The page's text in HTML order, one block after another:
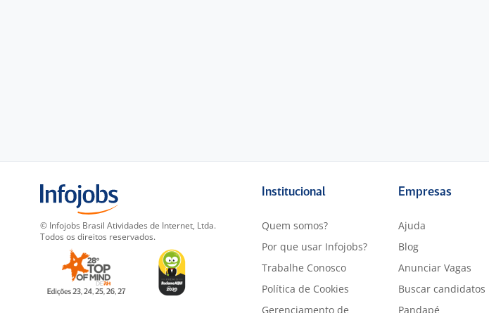
© Infojobs Brasil Atividades de Internet, Ltda.
Todos os direitos reservados.
Institucional
Quem somos?
Por que usar Infojobs?
Trabalhe Conosco
Política de Cookies
Gerenciamento de
Empresas
Ajuda
Blog
Anunciar Vagas
Buscar candidatos
Pandapé